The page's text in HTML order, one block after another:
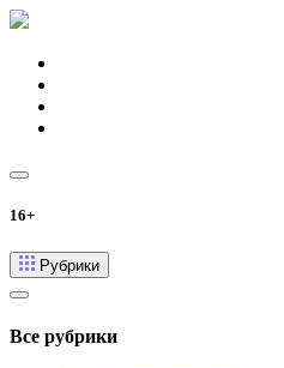
16+
Рубрики
Все рубрики